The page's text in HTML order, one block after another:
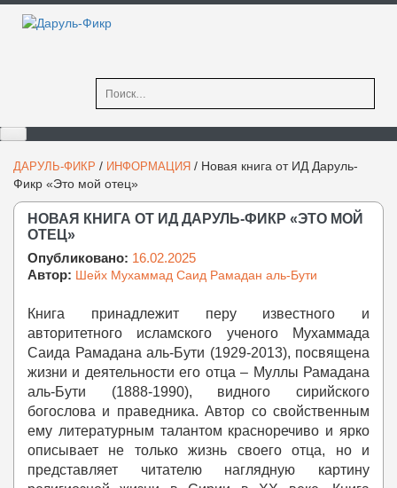
Найти:
ДАРУЛЬ-ФИКР / ИНФОРМАЦИЯ / Новая книга от ИД Даруль-
Фикр «Это мой отец»
НОВАЯ КНИГА ОТ ИД ДАРУЛЬ-ФИКР «ЭТО МОЙ
ОТЕЦ»
Опубликовано: 16.02.2025
Автор: Шейх Мухаммад Саид Рамадан аль-Бути
Книга принадлежит перу известного и
авторитетного исламского ученого Мухаммада
Саида Рамадана аль-Бути (1929-2013), посвящена
жизни и деятельности его отца – Муллы Рамадана
аль-Бути (1888-1990), видного сирийского
богослова и праведника. Автор со свойственным
ему литературным талантом красноречиво и ярко
описывает не только жизнь своего отца, но и
представляет читателю наглядную картину